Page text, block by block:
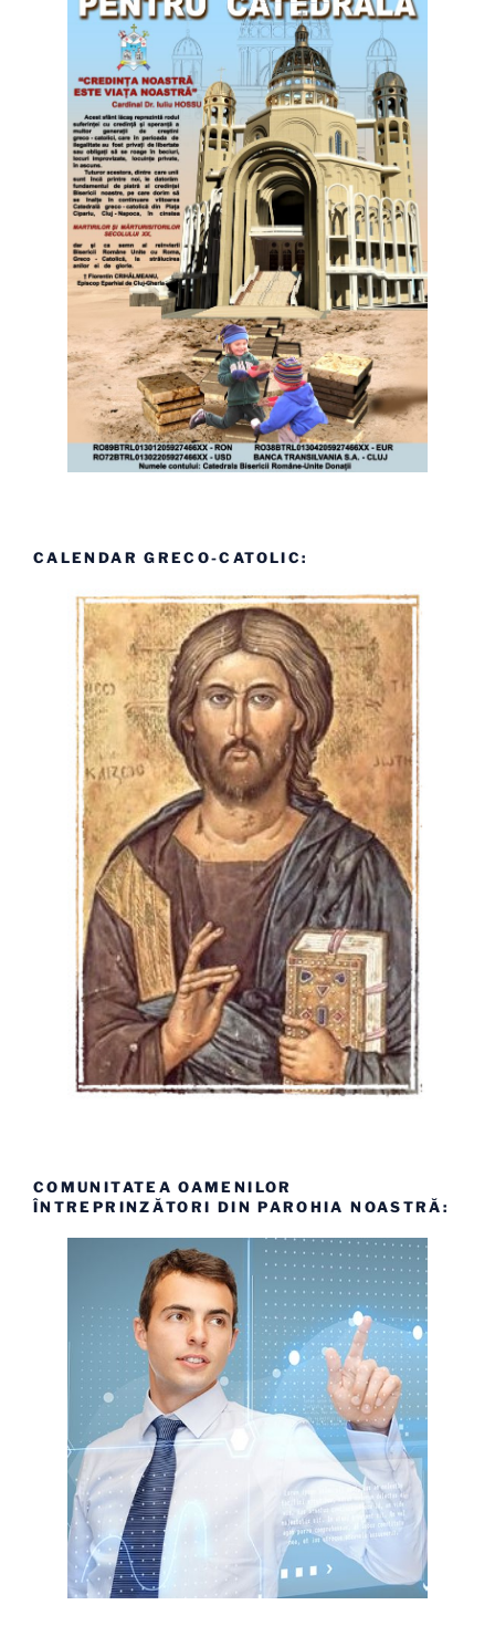
CALENDAR GRECO-CATOLIC:
COMUNITATEA OAMENILOR
ÎNTREPRINZĂTORI DIN PAROHIA NOASTRĂ: